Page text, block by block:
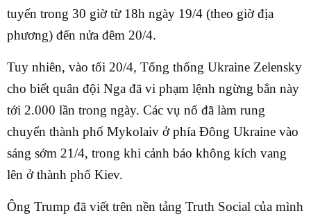
tuyến trong 30 giờ từ 18h ngày 19/4 (theo giờ địa
phương) đến nửa đêm 20/4.
Tuy nhiên, vào tối 20/4, Tổng thống Ukraine Zelensky
cho biết quân đội Nga đã vi phạm lệnh ngừng bắn này
tới 2.000 lần trong ngày. Các vụ nổ đã làm rung
chuyển thành phố Mykolaiv ở phía Đông Ukraine vào
sáng sớm 21/4, trong khi cảnh báo không kích vang
lên ở thành phố Kiev.
Ông Trump đã viết trên nền tảng Truth Social của mình